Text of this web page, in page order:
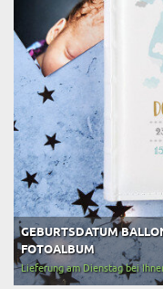
GEBURTSDATUM
FOTOALBUM
Lieferung am Dienstag bei